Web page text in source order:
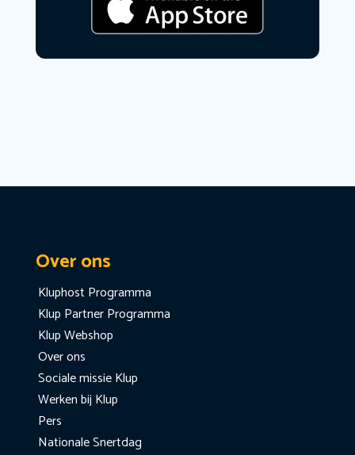
Over ons
Kluphost Programma
Klup Partner Programma
Klup Webshop
Over ons
Sociale missie Klup
Werken bij Klup
Pers
Nationale Snertdag